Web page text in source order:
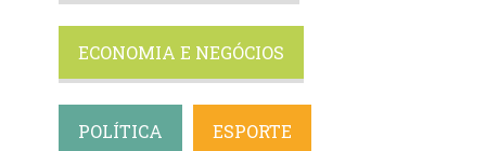
POLÍTICA ESPORTE
ECONOMIA E NEGÓCIOS